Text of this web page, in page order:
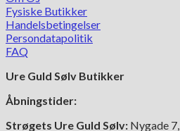
Fysiske Butikker
Handelsbetingelser
Persondatapolitik
FAQ
Ure Guld Sølv Butikker
Åbningstider:
Strøgets Ure Guld Sølv: Nygade